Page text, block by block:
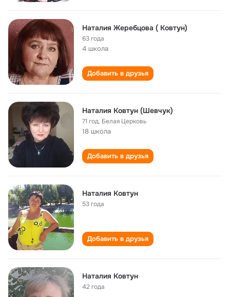
Наталия Жеребцова ( Ковтун)
63 года
4 школа
Добавить в друзья
Наталия Ковтун (Шевчук)
71 год, Белая Церковь
18 школа
Добавить в друзья
Наталия Ковтун
53 года
Добавить в друзья
Наталия Ковтун
42 года